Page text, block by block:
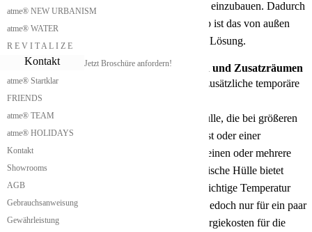
atme® NEW URBANISM
atme® WATER
R E V I T A L I Z E
Kontakt
Jetzt Broschüre anfordern!
atme® Startklar
FRIENDS
atme® TEAM
atme® HOLIDAYS
Kontakt
Showrooms
AGB
Gebrauchsanweisung
Gewährleistung
zwischen den aufeinander gestapelten Modulen einzubauen. Dadurch
geht jedoch etwas Wohnraum verloren. Deshalb ist das von außen
angestellte zusätzliche Treppenhaus die bessere Lösung.
Biwakschachtel mit temporären Freiräumen und Zusatzräumen
Unsere Biwakschachtel bietet die Möglichkeit zusätzliche temporäre
Freiräume und Zusatzräume bereitzustellen.
Das ermöglichen wir durch eine aufblasbare Hülle, die bei größeren
Platzbedarf wie zum Beispiel einem Familienfest oder einer
Betriebsfeier oder einer großen Festlichkeit für einen oder mehrere
Tage aufgeblasen werden kann. Diese pneumatische Hülle bietet
Schutz vor Regen und Wind und muss auf die richtige Temperatur
gebracht werden. Da diese Lufthülle als Raum jedoch nur für ein paar
Tage zur Verfügung steht, sind die höheren Energiekosten für die